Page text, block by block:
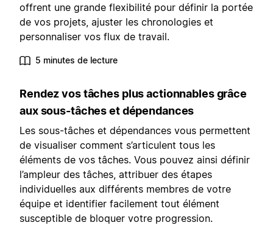
offrent une grande flexibilité pour définir la portée
de vos projets, ajuster les chronologies et
personnaliser vos flux de travail.
5 minutes de lecture
Rendez vos tâches plus actionnables grâce
aux sous-tâches et dépendances
Les sous-tâches et dépendances vous permettent
de visualiser comment s’articulent tous les
éléments de vos tâches. Vous pouvez ainsi définir
l’ampleur des tâches, attribuer des étapes
individuelles aux différents membres de votre
équipe et identifier facilement tout élément
susceptible de bloquer votre progression.